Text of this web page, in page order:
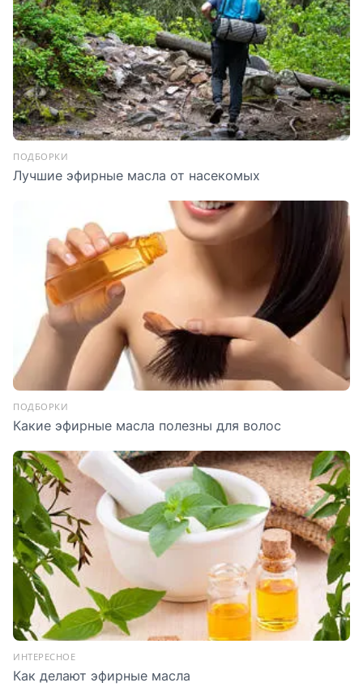
ПОДБОРКИ
Лучшие эфирные масла от насекомых
ПОДБОРКИ
Какие эфирные масла полезны для волос
ИНТЕРЕСНОЕ
Как делают эфирные масла